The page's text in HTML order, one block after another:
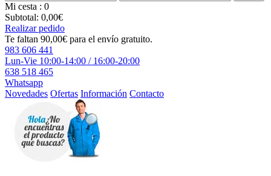
Mi cesta : 0
Subtotal: 0,00€
Realizar pedido
Te faltan 90,00€ para el envío gratuito.
983 606 441
Lun-Vie 10:00-14:00 / 16:00-20:00
638 518 465
Whatsapp
Novedades Ofertas Información Contacto